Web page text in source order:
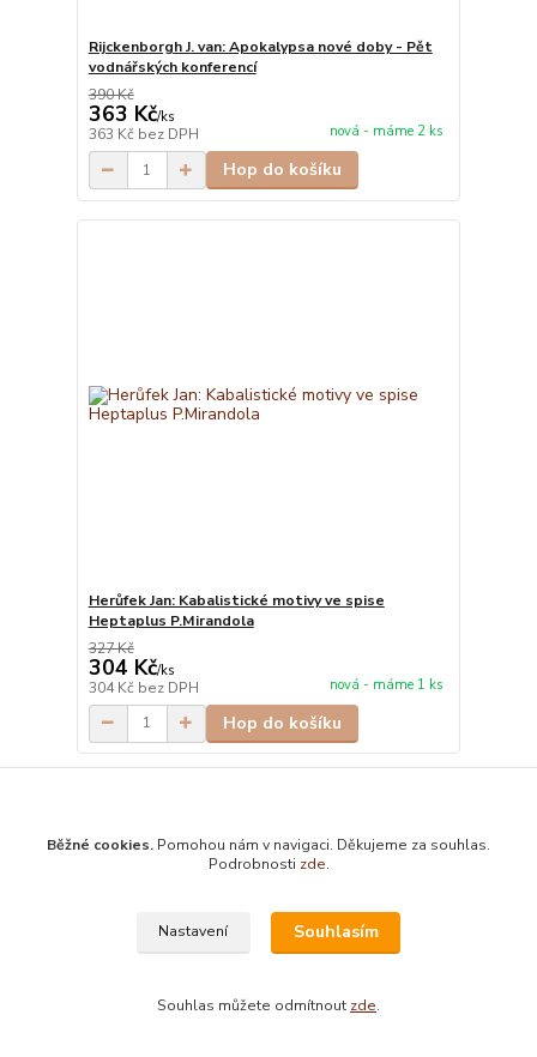
Rijckenborgh J. van: Apokalypsa nové doby - Pět
vodnářských konferencí
390 Kč
363 Kč/ks
363 Kč bez DPH nová - máme 2 ks
Hop do košíku
Herůfek Jan: Kabalistické motivy ve spise
Heptaplus P.Mirandola
327 Kč
304 Kč/ks
304 Kč bez DPH nová - máme 1 ks
Hop do košíku
strana z 8další
Běžné cookies. Pomohou nám v navigaci. Děkujeme za souhlas.
Podrobnosti zde.
Nastavení Souhlasím
Souhlas můžete odmítnout zde.